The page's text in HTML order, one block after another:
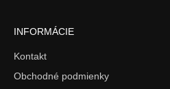
INFORMÁCIE
Kontakt
Obchodné podmienky